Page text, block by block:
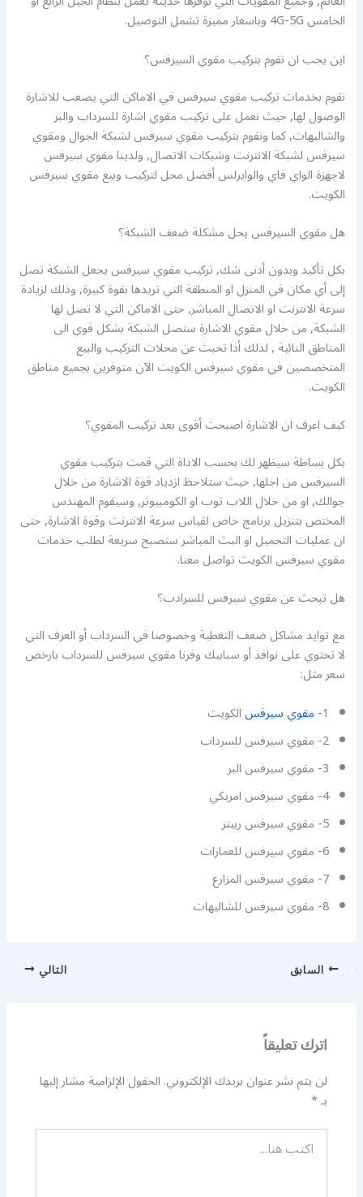
الخامس 4G-5G وباسعار مميزة تشمل التوصيل.
اين يجب ان نقوم بتركيب مقوي السيرفس؟
نقوم بخدمات تركيب مقوي سيرفس في الاماكن التي يصعب للاشارة
الوصول لها, حيث نعمل على تركيب مقوي اشارة للسرداب والبر
والشاليهات, كما ونقوم بتركيب مقوي سيرفس لشبكة الجوال ومقوي
سيرفس لشبكة الانترنت وشبكات الاتصال, ولدينا مقوي سيرفس
لاجهزة الواي فاي والوايرلس أفضل محل لتركيب وبيع مقوي سيرفس
الكويت.
هل مقوي السيرفس يحل مشكلة ضعف الشبكة؟
بكل تأكيد وبدون أدنى شك, تركيب مقوي سيرفس يجعل الشبكة تصل
إلى أي مكان في المنزل او المنطقة التي تريدها بقوة كبيرة, وذلك لزيادة
سرعة الانترنت او الاتصال المباشر, حتى الاماكن التي لا تصل لها
الشبكة, من خلال مقوي الاشارة ستصل الشبكة بشكل قوي الى
المناطق النائية , لذلك أذا تحبث عن محلات التركيب والبيع
المتخصصين في مقوي سيرفس الكويت الآن متوفرين بجميع مناطق
الكويت.
كيف اعرف ان الاشارة اصبحت أقوى بعد تركيب المقوي؟
بكل بساطة سيظهر لك بحسب الاداة التي قمت بتركيب مقوي
السيرفس من اجلها, حيث ستلاحظ ازدياد قوة الاشارة من خلال
جوالك, او من خلال اللاب توب او الكومبيوتر, وسيقوم المهندس
المختص بتنزيل برنامج خاص لقياس سرعة الانترنت وقوة الاشارة, حتى
ان عمليات التحميل او البث المباشر ستصبح سريعة لطلب خدمات
مقوي سيرفس الكويت تواصل معنا.
هل تبحث عن مقوي سيرفس للسرادب؟
مع توايد مشاكل ضعف التغطية وخصوصا في السرداب أو العرف التي
لا تحتوي على نوافذ أو سبابيك وفرنا مقوي سيرفس للسرداب بارخص
سعر مثل:
1- مقوي سيرفسالكويت
2- مقوي سيرفس للسرداب
3- مقوي سيرفس البر
4- مقوي سيرفس امريكي
5- مقوي سيرفس ربيتر
6- مقوي سيرفس للعمارات
7- مقوي سيرفس المزارع
8- مقوي سيرفس للشاليهات
السابق التالي
اترك تعليقاً
لن يتم نشر عنوان بريدك الإلكتروني.الحقول الإلزامية مشار إليها
بـ*
اكتب
هنا...